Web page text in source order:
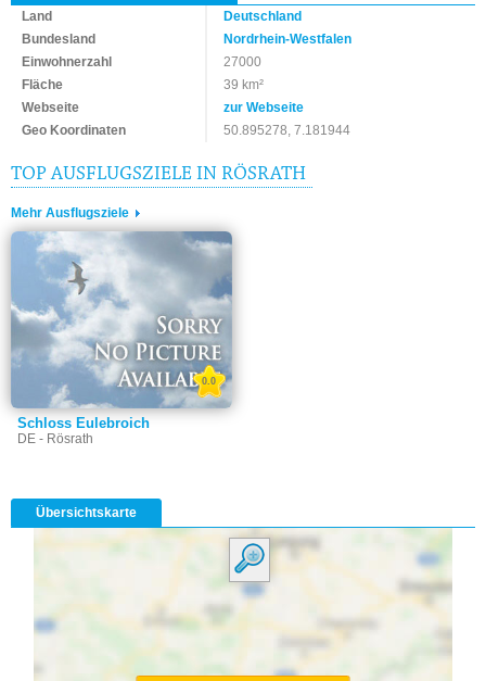
Land
Deutschland
Bundesland
Nordrhein-Westfalen
Einwohnerzahl
27000
Fläche
39 km²
Webseite
zur Webseite
Geo Koordinaten
50.895278, 7.181944
TOP AUSFLUGSZIELE IN RÖSRATH
Mehr Ausflugsziele
Schloss Eulebroich
DE - Rösrath
0.0
Übersichtskarte